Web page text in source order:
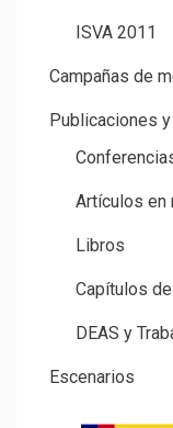
ISVA 2011
Campañas de
Publicaciones
Artículos en
Libros
Capítulos
DEAS y
Escenarios